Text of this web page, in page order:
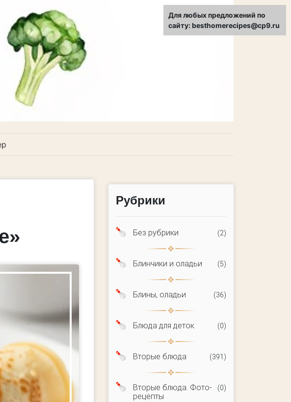
Рубрики
Без рубрики (2)
Блинчики и оладьи (5)
Блины, оладьи (36)
Блюда для деток (0)
Вторые блюда (391)
Вторые блюда. Фото-
рецепты
(0)
Для любых предложений по
сайту: besthomerecipes@cp9.ru